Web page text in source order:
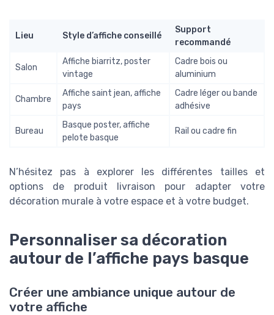
Lieu Style d’affiche conseillé
Support
recommandé
Salon
Affiche biarritz, poster
vintage
Cadre bois ou
aluminium
Chambre
Affiche saint jean, affiche
pays
Cadre léger ou bande
adhésive
Bureau
Basque poster, affiche
pelote basque
Rail ou cadre fin
N’hésitez pas à explorer les différentes tailles et
options de produit livraison pour adapter votre
décoration murale à votre espace et à votre budget.
Personnaliser sa décoration
autour de l’affiche pays basque
Créer une ambiance unique autour de
votre affiche